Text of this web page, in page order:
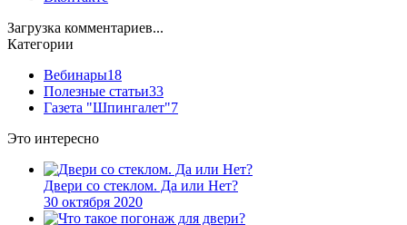
Загрузка комментариев...
Категории
Вебинары18
Полезные статьи33
Газета "Шпингалет"7
Это интересно
Двери со стеклом. Да или Нет?
30 октября 2020